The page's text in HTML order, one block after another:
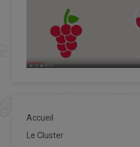
Accueil
Le Cluster